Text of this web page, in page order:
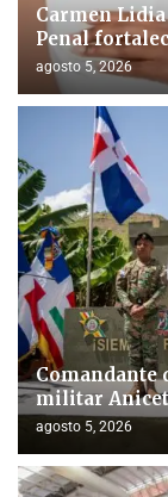
Carmen
Penal
agosto 5, 2026
Comandante
militar
agosto 5, 2026